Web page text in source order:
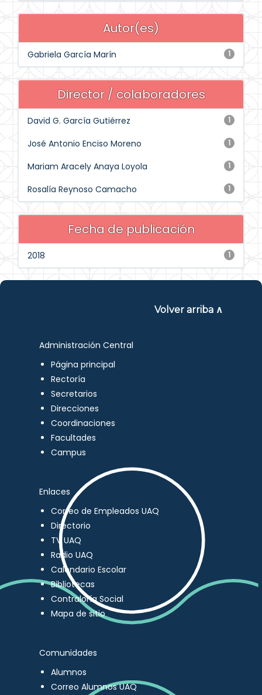
Autor(es)
1
Gabriela García Marín
Director / colaboradores
1
David G. García Gutiérrez
1
José Antonio Enciso Moreno
1
Mariam Aracely Anaya Loyola
1
Rosalía Reynoso Camacho
Fecha de publicación
1
2018
Volver arriba ∧
Administración Central
Página principal
Rectoría
Secretarios
Direcciones
Coordinaciones
Facultades
Campus
Enlaces
Correo de Empleados UAQ
Directorio
TV UAQ
Radio UAQ
Calendario Escolar
Bibliotecas
Contraloría Social
Mapa de sitio
Comunidades
Alumnos
Correo Alumnos UAQ